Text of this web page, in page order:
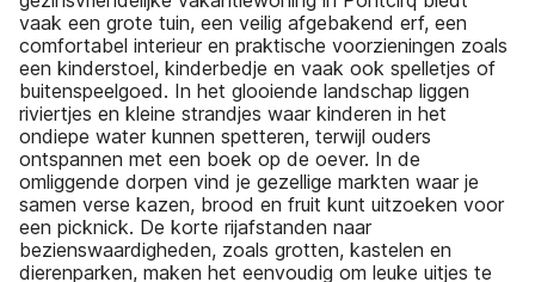
vaak een grote tuin, een veilig afgebakend erf, een
comfortabel interieur en praktische voorzieningen zoals
een kinderstoel, kinderbedje en vaak ook spelletjes of
buitenspeelgoed. In het glooiende landschap liggen
riviertjes en kleine strandjes waar kinderen in het
ondiepe water kunnen spetteren, terwijl ouders
ontspannen met een boek op de oever. In de
omliggende dorpen vind je gezellige markten waar je
samen verse kazen, brood en fruit kunt uitzoeken voor
een picknick. De korte rijafstanden naar
bezienswaardigheden, zoals grotten, kastelen en
dierenparken, maken het eenvoudig om leuke uitjes te